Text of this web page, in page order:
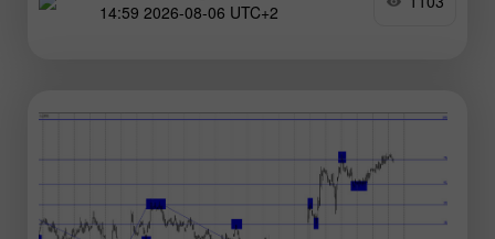
financières ainsi que des prévisions
14:59 2026-08-06 UTC+2